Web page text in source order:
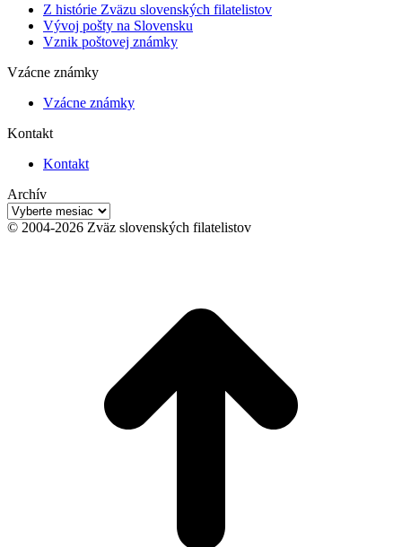
Z histórie Zväzu slovenských filatelistov
Vývoj pošty na Slovensku
Vznik poštovej známky
Vzácne známky
Vzácne známky
Kontakt
Kontakt
Archív
Archív
© 2004-2026 Zväz slovenských filatelistov